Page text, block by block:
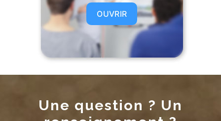
OUVRIR
Une question ? Un